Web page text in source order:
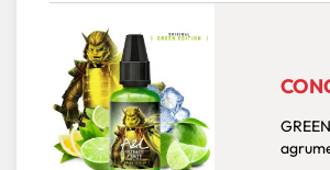
GREEN EDITION Vous voulez le